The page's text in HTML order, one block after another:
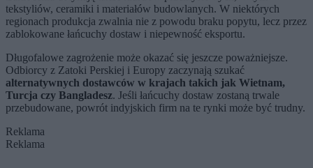
tekstyliów, ceramiki i materiałów budowlanych. W niektórych
regionach produkcja zwalnia nie z powodu braku popytu, lecz przez
zablokowane łańcuchy dostaw i niepewność eksportu.
Długofalowe zagrożenie może okazać się jeszcze poważniejsze.
Odbiorcy z Zatoki Perskiej i Europy zaczynają szukać
alternatywnych dostawców w krajach takich jak Wietnam,
Turcja czy Bangladesz. Jeśli łańcuchy dostaw zostaną trwale
przebudowane, powrót indyjskich firm na te rynki może być trudny.
Reklama
Reklama